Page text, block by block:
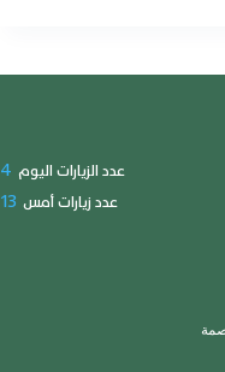
عدد الزيارات اليوم 4
عدد زيارات أمس 13